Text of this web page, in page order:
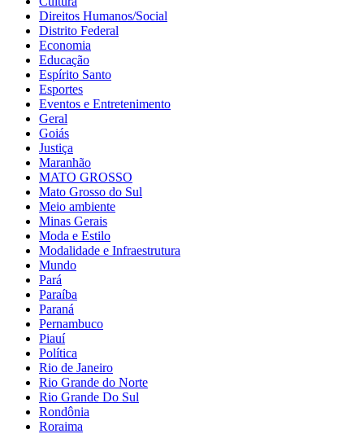
Direitos Humanos/Social
Distrito Federal
Economia
Educação
Espírito Santo
Esportes
Eventos e Entretenimento
Geral
Goiás
Justiça
Maranhão
MATO GROSSO
Mato Grosso do Sul
Meio ambiente
Minas Gerais
Moda e Estilo
Modalidade e Infraestrutura
Mundo
Pará
Paraíba
Paraná
Pernambuco
Piauí
Política
Rio de Janeiro
Rio Grande do Norte
Rio Grande Do Sul
Rondônia
Roraima